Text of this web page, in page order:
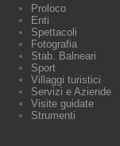
Proloco
Enti
Spettacoli
Fotografia
Stab. Balneari
Sport
Villaggi turistici
Servizi e Aziende
Visite guidate
Strumenti